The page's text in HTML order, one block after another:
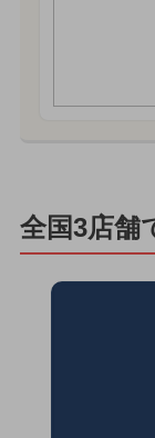
全国3店舗